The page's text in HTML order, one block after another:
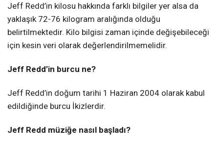
Jeff Redd’in kilosu hakkında farklı bilgiler yer alsa da
yaklaşık 72-76 kilogram aralığında olduğu
belirtilmektedir. Kilo bilgisi zaman içinde değişebileceği
için kesin veri olarak değerlendirilmemelidir.
Jeff Redd’in burcu ne?
Jeff Redd’in doğum tarihi 1 Haziran 2004 olarak kabul
edildiğinde burcu İkizlerdir.
Jeff Redd müziğe nasıl başladı?